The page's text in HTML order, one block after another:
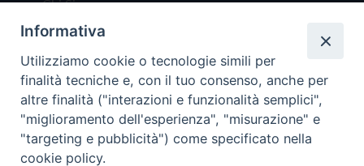
Chi Siamo
Redazione
Scrivici
Informativa
Utilizziamo cookie o tecnologie simili per
finalità tecniche e, con il tuo consenso, anche per
altre finalità ("interazioni e funzionalità semplici",
"miglioramento dell'esperienza", "misurazione" e
"targeting e pubblicità") come specificato nella
cookie policy.